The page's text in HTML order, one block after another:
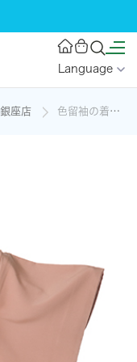
Language
銀座店 色留袖の着物レンタル